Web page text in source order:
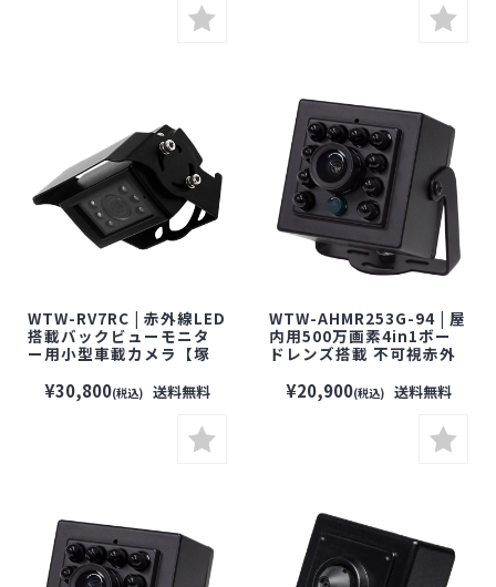
WTW-RV7RC | 赤外線LED
搭載バックビューモニタ
ー用小型車載カメラ【塚
【監視カメラ】【セキュ
リティーカメラ】
¥30,800(税込) 送料無料
WTW-AHMR253G-94 | 屋
内用500万画素4in1ボー
ドレンズ搭載 不可視赤外
線】【防犯カメラ】【監
視カメラ】【セキュリティ
¥20,900(税込) 送料無料